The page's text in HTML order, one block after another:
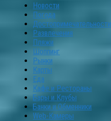
Новости
Погода
Достопримечательности
Развлечения
Пляжи
Шоппинг
Рынки
Карты
Еда
Кафе и Рестораны
Бары и Клубы
Банки и Обменники
Web-Камеры